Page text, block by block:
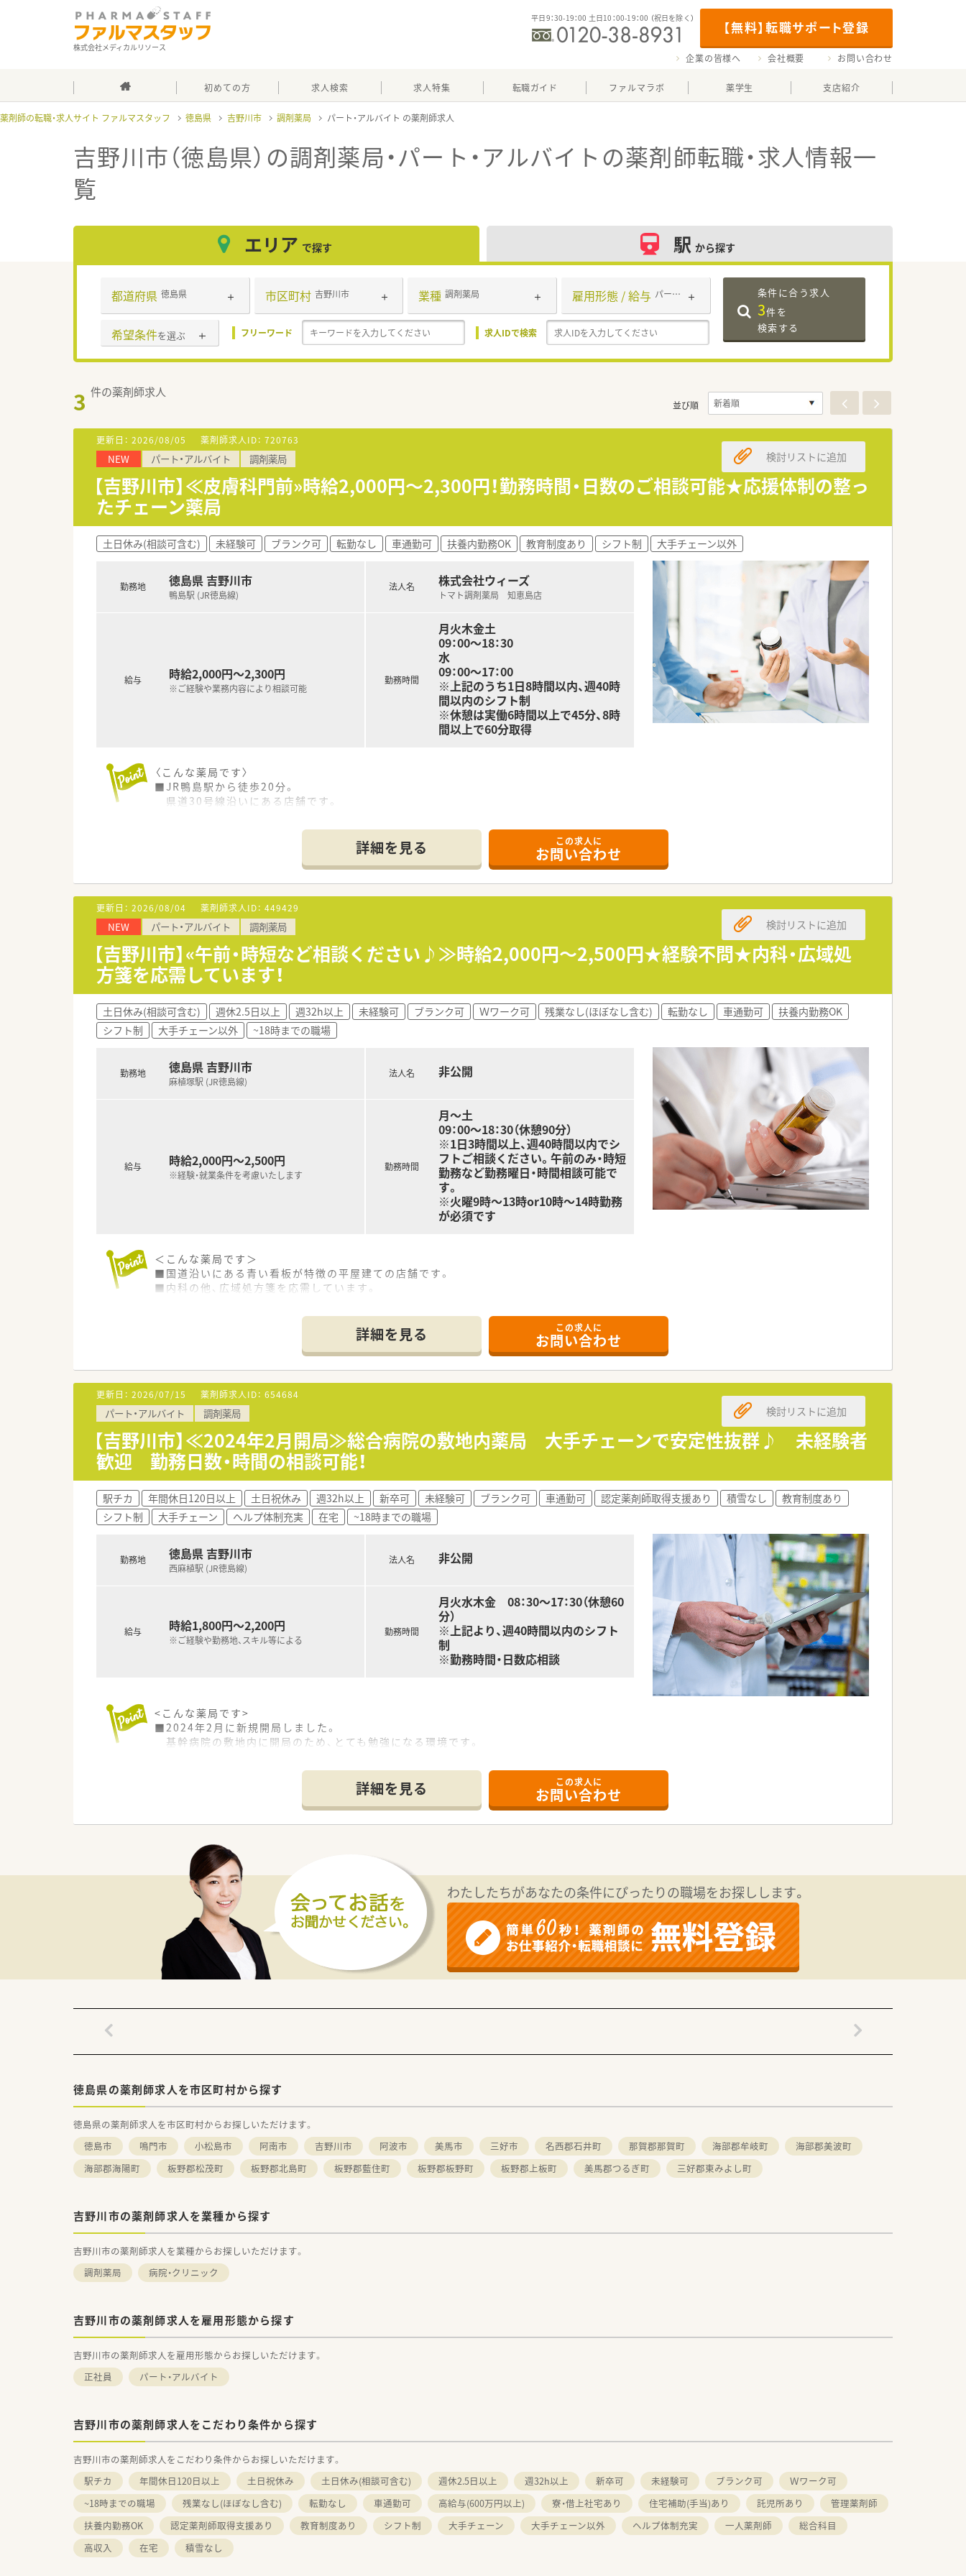
株式会社メディカルリソース
【無料】転職サポート登録
平日9：30-19：00 土日10：00-19：00 （祝日を除く）
企業の皆様へ 会社概要 お問い合わせ
初めての方 求人検索 求人特集 転職ガイド ファルマラボ 薬学生 支店紹介
薬剤師の転職・求人サイト ファルマスタッフ 徳島県 吉野川市 調剤薬局 パート・アルバイト
吉野川市（徳島県）の調剤薬局・パート・アルバイト の薬剤師転職・求人情報一
覧
エリア で探す 駅 から探す
都道府県 徳島県 市区町村 吉野川市 業種 調剤薬局 雇用形態 / 給与 パート・アルバイト
希望条件を選ぶ フリーワード 求人IDで検索
条件に合う求人
3件を
検索する
3 件の薬剤師求人
並び順
更新日： 2026/08/05 薬剤師求人ID： 720763
NEW パート・アルバイト 調剤薬局
【吉野川市】≪皮膚科門前»時給2,000円～2,300円！勤務時間・日数のご相談可能★応援体制の整っ
たチェーン薬局
検討リストに追加
土日休み(相談可含む) 未経験可 ブランク可 転勤なし 車通勤可 扶養内勤務OK 教育制度あり シフト制 大手チェーン以外
勤務地 徳島県 吉野川市
鴨島駅 (JR徳島線)
給与 時給2,000円～2,300円
※ご経験や業務内容により相談可能
法人名 株式会社ウィーズ
トマト調剤薬局 知恵島店
勤務時間
月火木金土
09：00～18：30
水
09：00～17：00
※上記のうち1日8時間以内、週40時
間以内のシフト制
※休憩は実働6時間以上で45分、8時
間以上で60分取得
〈こんな薬局です〉
■JR鴨島駅から徒歩20分。
県道30号線沿いにある店舗です。
■店舗は二階建てで、待合室は清潔感があり綺麗な店舗です。
■投薬台は2箇所、座り投薬もございます。
■吉野川市にはもう1店舗ございます。
その他徳島市内を中心に複数店舗展開しているため、いざという時の応援体制がございます。
〈業務内容〉
■調剤・監査・服薬指導・薬歴管理 等
■処方箋枚数：40～50枚/日
〈法人概要〉
■徳島市内を中心に徳島県下で最も多い店舗数の運営を行っています。
創業当初より医薬分業に積極的に努め、独自のノウハウを構築した結果、四国の調剤薬局の中でも非常にレベルの高い勤務薬剤師の
方々を育成されています。
■永年勤続表彰として、15年及び25年勤務者を対象として表彰しています。
現在、従業員の満足度を上げるため有給休暇取得推進や残業を抑える等「働き方改革」を法人で取り組んでいます。
■在宅件数やかかりつけ薬剤師などの取り組み強化に取り組んでいます。
〈こんな方にもおススメ〉
など、お気軽にお問い合わせください！
詳細を見る この求人に
お問い合わせ
更新日： 2026/08/04 薬剤師求人ID： 449429
NEW パート・アルバイト 調剤薬局
【吉野川市】«午前・時短など相談ください♪≫時給2,000円～2,500円★経験不問★内科・広域処
方箋を応需しています！
検討リストに追加
土日休み(相談可含む) 週休2.5日以上 週32h以上 未経験可 ブランク可 Ｗワーク可 残業なし(ほぼなし含む) 転勤なし 車通勤可
扶養内勤務OK
シフト制
大手チェーン以外 ~18時までの職場
勤務地 徳島県 吉野川市
麻植塚駅 (JR徳島線)
給与 時給2,000円～2,500円
※経験・就業条件を考慮いたします
法人名 非公開
勤務時間
月～土
09：00～18：30（休憩90分）
※1日3時間以上、週40時間以内でシ
フトご相談ください。午前のみ・時短
勤務など勤務曜日・時間相談可能で
す。
※火曜9時～13時or10時～14時勤務
が必須です
＜こんな薬局です＞
■国道沿いにある青い看板が特徴の平屋建ての店舗です。
■内科の他、広域処方箋を応需しています。
■薬歴、錠剤分包機、散薬分包機を導入しています。
■調剤、監査、投薬等、薬剤師の基本業務をお任せします。
■広域の対応を行っている為、幅広い科目を1日40枚程度対応しています。
＜研修制度＞
■先輩社員が丁寧に指導いたします。
＜法人特徴＞
■創業60年以上の長い歴史のある企業です。
■吉野川市内に2店舗運営中です。
■社長も薬剤師資格を取得されており現場で勤務されています。相談しやすく風通しのよい環境です。
■残業は基本的にありませんので時間通りのご勤務が可能です。
＜こんな方にもオススメ＞
■扶養の範囲内で勤務がしたい
■幅広い科目に携わりたい
詳細を見る この求人に
お問い合わせ
更新日： 2026/07/15 薬剤師求人ID： 654684
パート・アルバイト 調剤薬局
【吉野川市】≪2024年2月開局≫総合病院の敷地内薬局 大手チェーンで安定性抜群♪ 未経験者
歓迎 勤務日数・時間の相談可能！
検討リストに追加
駅チカ 年間休日120日以上 土日祝休み 週32h以上 新卒可 未経験可 ブランク可 車通勤可 認定薬剤師取得支援あり 積雪なし
教育制度あり
シフト制
大手チェーン ヘルプ体制充実 在宅 ~18時までの職場
勤務地 徳島県 吉野川市
西麻植駅 (JR徳島線)
給与 時給1,800円～2,200円
※ご経験や勤務地、スキル等による
法人名 非公開
勤務時間
月火水木金 08：30～17：30（休憩60
分）
※上記より、週40時間以内のシフト
制
※勤務時間・日数応相談
<こんな薬局です>
■2024年2月に新規開局しました。
基幹病院の敷地内に開局のため、とても勉強になる環境です。
■処方箋枚数は1日200枚程度です。
■薬剤師は常勤6名在籍、事務員9名在籍しています。
■中途採用に積極的で、中途向け研修を作っているのが特徴！
■店舗ごとの調剤マニュアル・内規は整備されており、OTC研修はチェックリスト管理で、どの店舗でも共通の研修が可能です。
■教育制度やサポートも自慢！「研修認定薬剤師」の取得も積極的に支援しています。
<設備が充実>
■調剤過誤防止の為の監査機器・調剤機器の導入も積極的に行っています。
■本部には模擬調剤室もあり、未経験・ブランクのある方も安心できる環境です。
＜法人概要＞
■展開の約6割は病院門前薬局で、クリニックモール、健康サポート薬局、在宅専門薬局、漢方専門薬局があります。
■関西エリアを基盤に全国に店舗展開されていらっしゃる企業様です。
■ご家庭やプライベートに合わせて勤務時間を相談したい方
などお気軽にお問い合わせください！
詳細を見る この求人に
お問い合わせ
わたしたちがあなたの条件にぴったりの職場をお探しします。
徳島県の薬剤師求人を市区町村から探す
徳島県の薬剤師求人を市区町村からお探しいただけます。
徳島市
鳴門市 小松島市 阿南市 吉野川市 阿波市 美馬市 三好市 名西郡石井町 那賀郡那賀町 海部郡牟岐町
海部郡美波町
海部郡海陽町
板野郡松茂町 板野郡北島町 板野郡藍住町 板野郡板野町 板野郡上板町 美馬郡つるぎ町 三好郡東みよし町
吉野川市の薬剤師求人を業種から探す
吉野川市の薬剤師求人を業種からお探しいただけます。
調剤薬局
病院・クリニック
吉野川市の薬剤師求人を雇用形態から探す
吉野川市の薬剤師求人を雇用形態からお探しいただけます。
正社員
パート・アルバイト
吉野川市の薬剤師求人をこだわり条件から探す
吉野川市の薬剤師求人をこだわり条件からお探しいただけます。
駅チカ
年間休日120日以上 土日祝休み 土日休み(相談可含む) 週休2.5日以上 週32h以上 新卒可 未経験可 ブランク可
Ｗワーク可
~18時までの職場
残業なし(ほぼなし含む) 転勤なし 車通勤可 高給与(600万円以上) 寮・借上社宅あり 住宅補助(手当)あり 託児所あり
管理薬剤師
扶養内勤務OK
認定薬剤師取得支援あり 教育制度あり シフト制 大手チェーン 大手チェーン以外 ヘルプ体制充実 一人薬剤師
総合科目
高収入
在宅 積雪なし